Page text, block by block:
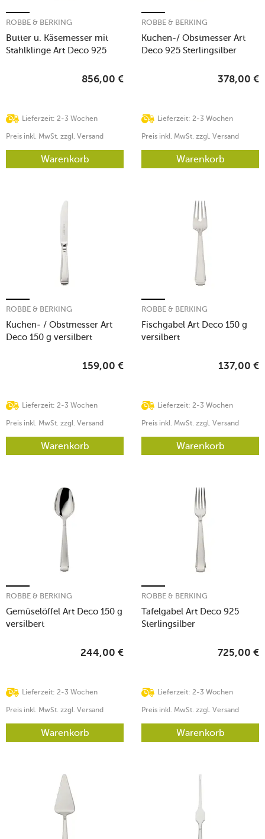
Butter u. Käsemesser mit
Stahlklinge Art Deco 925
ROBBE & BERKING
Lieferzeit: 2-3 Wochen
856,00 €
Preis inkl. MwSt. zzgl. Versand
Warenkorb
Kuchen-/ Obstmesser Art
Deco 925 Sterlingsilber
ROBBE & BERKING
Lieferzeit: 2-3 Wochen
378,00 €
Preis inkl. MwSt. zzgl. Versand
Warenkorb
Kuchen- / Obstmesser Art
Deco 150 g versilbert
ROBBE & BERKING
Lieferzeit: 2-3 Wochen
159,00 €
Preis inkl. MwSt. zzgl. Versand
Warenkorb
Fischgabel Art Deco 150 g
versilbert
ROBBE & BERKING
Lieferzeit: 2-3 Wochen
137,00 €
Preis inkl. MwSt. zzgl. Versand
Warenkorb
Gemüselöffel Art Deco 150 g
versilbert
ROBBE & BERKING
Lieferzeit: 2-3 Wochen
244,00 €
Preis inkl. MwSt. zzgl. Versand
Warenkorb
Tafelgabel Art Deco 925
Sterlingsilber
ROBBE & BERKING
Lieferzeit: 2-3 Wochen
725,00 €
Preis inkl. MwSt. zzgl. Versand
Warenkorb